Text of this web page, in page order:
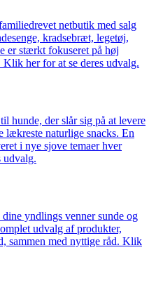
netbutik med salg
kradsebræt, legetøj,
er stærkt fokuseret på høj
her for at se deres udvalg.
hunde, der slår sig på at levere
lækreste naturlige snacks. En
i nye sjove temaer hver
udvalg.
yndlings venner sunde og
udvalg af produkter,
sammen med nyttige råd. Klik